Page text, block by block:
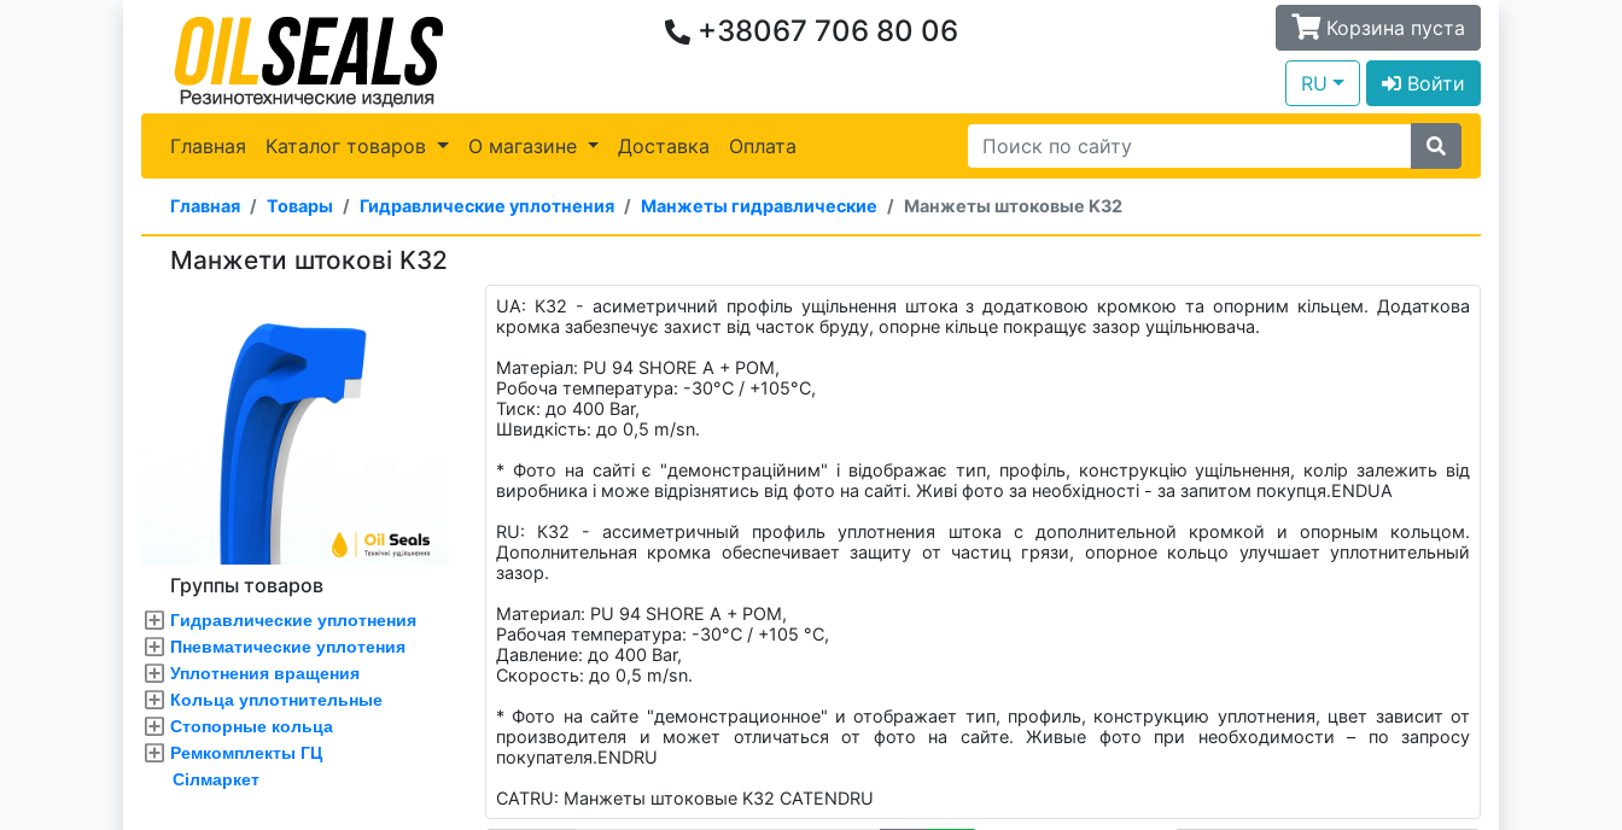
+38067 706 80 06 Корзина пуста
RU Войти
Главная Каталог товаров О магазине Доставка Оплата
Главная Товары Гидравлические уплотнения Манжеты гидравлические Манжеты штоковые K32
Манжети штокові K32
Группы товаров
Гидравлические уплотнения
Пневматические уплотения
Уплотнения вращения
Кольца уплотнительные
Стопорные кольца
Ремкомплекты ГЦ
Сілмаркет
UA: К32 - асиметричний профіль ущільнення штока з додатковою кромкою та опорним кільцем. Додаткова
кромка забезпечує захист від часток бруду, опорне кільце покращує зазор ущільнювача.
Матеріал: PU 94 SHORE A + POM,
Робоча температура: -30°C / +105°C,
Тиск: до 400 Bar,
Швидкість: до 0,5 m/sn.
* Фото на сайті є "демонстраційним" і відображає тип, профіль, конструкцію ущільнення, колір залежить від
виробника і може відрізнятись від фото на сайті. Живі фото за необхідності - за запитом покупця.ENDUA
RU: К32 - ассиметричный профиль уплотнения штока с дополнительной кромкой и опорным кольцом.
Дополнительная кромка обеспечивает защиту от частиц грязи, опорное кольцо улучшает уплотнительный
зазор.
Материал: PU 94 SHORE A + POM,
Рабочая температура: -30°C / +105 °C,
Давление: до 400 Bar,
Скорость: до 0,5 m/sn.
* Фото на сайте "демонстрационное" и отображает тип, профиль, конструкцию уплотнения, цвет зависит от
производителя и может отличаться от фото на сайте. Живые фото при необходимости – по запросу
покупателя.ENDRU
CATRU: Манжеты штоковые K32 CATENDRU